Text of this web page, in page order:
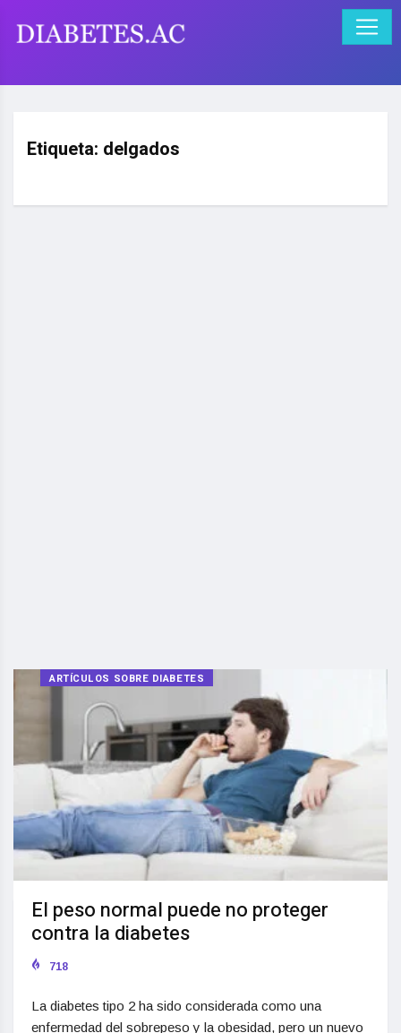
Etiqueta: delgados
ARTÍCULOS SOBRE DIABETES
El peso normal puede no proteger
contra la diabetes
718
La diabetes tipo 2 ha sido considerada como una
enfermedad del sobrepeso y la obesidad, pero un nuevo